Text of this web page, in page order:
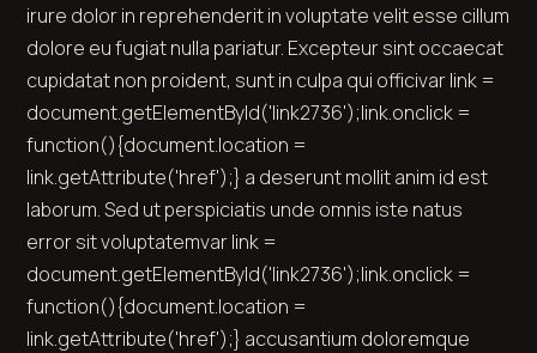
irure dolor in reprehenderit in voluptate velit esse cillum
dolore eu fugiat nulla pariatur. Excepteur sint occaecat
cupidatat non proident, sunt in culpa qui officivar link =
document.getElementById('link2736');link.onclick =
function(){document.location =
link.getAttribute('href');} a deserunt mollit anim id est
laborum. Sed ut perspiciatis unde omnis iste natus
error sitvoluptatemvar link =
document.getElementById('link2736');link.onclick =
function(){document.location =
link.getAttribute('href');} accusantium doloremque